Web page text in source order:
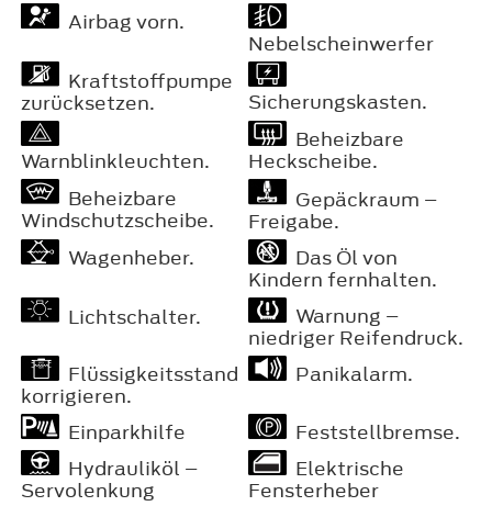
Airbag vorn.
Nebelscheinwerfer
Kraftstoffpumpe
zurücksetzen.
Sicherungskasten.
Warnblinkleuchten.
Beheizbare
Heckscheibe.
Beheizbare
Windschutzscheibe.
Gepäckraum –
Freigabe.
Wagenheber.
Das Öl von
Kindern fernhalten.
Lichtschalter.
Warnung –
niedriger Reifendruck.
Flüssigkeitsstand
korrigieren.
Panikalarm.
Einparkhilfe
Feststellbremse.
Hydrauliköl –
Servolenkung
Elektrische
Fensterheber